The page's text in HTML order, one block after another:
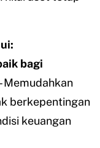
bagi
Memudahkan
berkepentingan
keuangan